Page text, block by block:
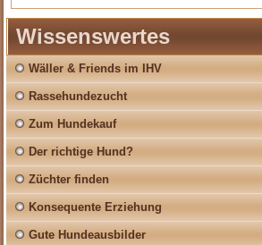
Wissenswertes
Wäller & Friends im IHV
Rassehundezucht
Zum Hundekauf
Der richtige Hund?
Züchter finden
Konsequente Erziehung
Gute Hundeausbilder